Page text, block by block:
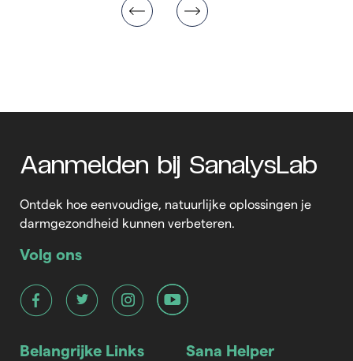
Aanmelden bij SanalysLab
Ontdek hoe eenvoudige, natuurlijke oplossingen je
darmgezondheid kunnen verbeteren.
Volg ons
Belangrijke Links Sana Helper